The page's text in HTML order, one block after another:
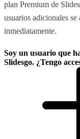
plan Premium de
usuarios adicionales
inmediatamente.
Soy un usuario que
Slidesgo. ¿Tengo